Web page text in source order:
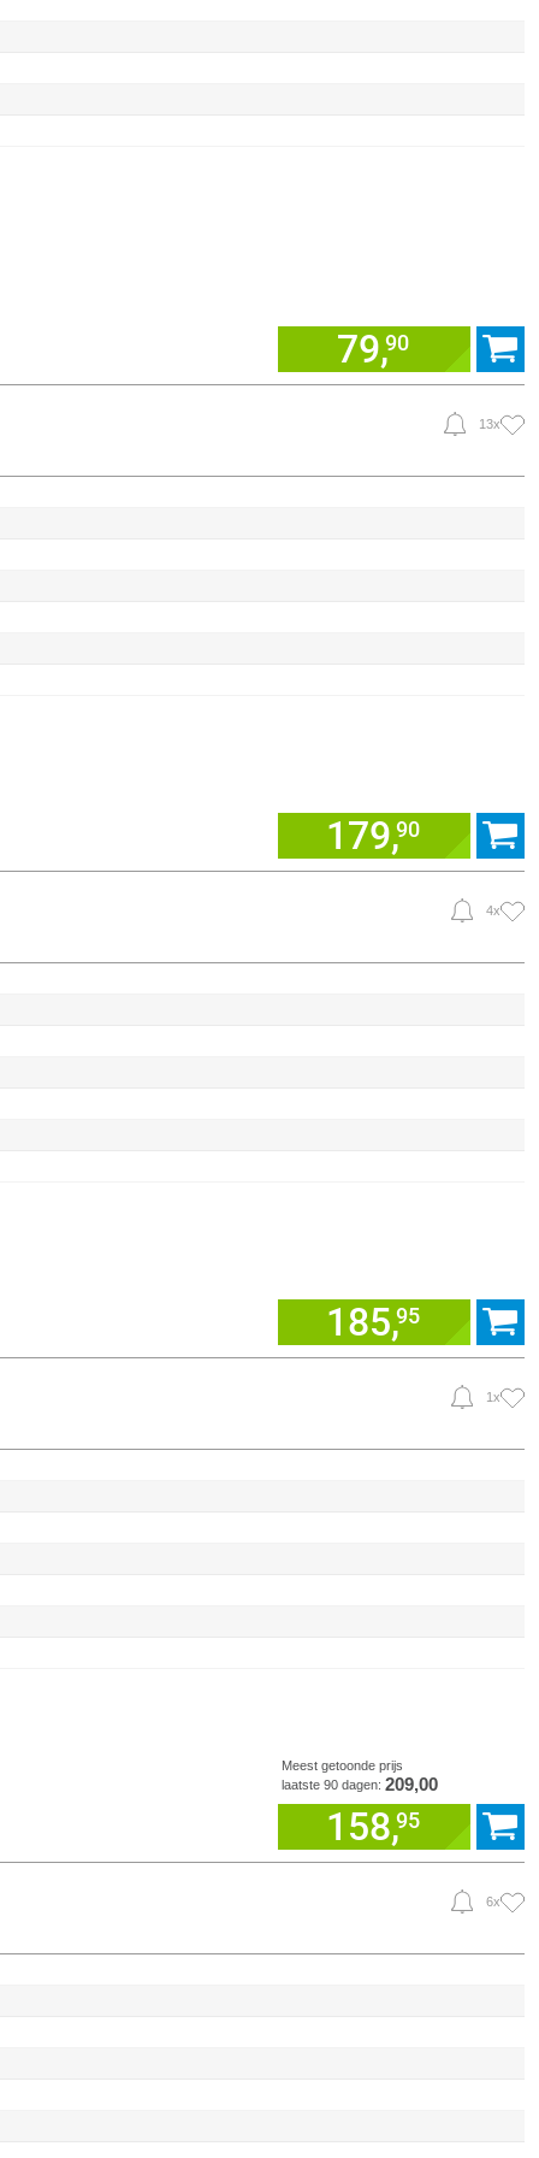
79,90
13x
179,90
4x
185,95
1x
Meest getoonde prijs
laatste 90 dagen: 209,00
158,95
6x